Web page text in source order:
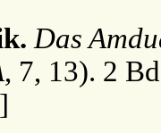
Das
, 7, 13). 2